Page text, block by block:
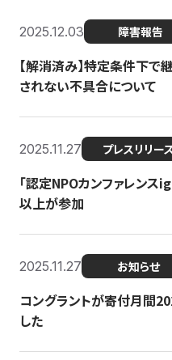
2025.12.03 障害報告
【解消済み】特定条件下
されない不具合について
2025.11.27 プレスリリー
「認定NPOカンファレン
以上が参加
2025.11.27 お知らせ
コングラントが寄付月間
した